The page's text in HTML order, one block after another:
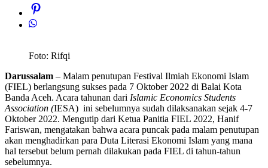
Foto: Rifqi
Darussalam – Malam penutupan Festival Ilmiah Ekonomi Islam
(FIEL) berlangsung sukses pada 7 Oktober 2022 di Balai Kota
Banda Aceh. Acara tahunan dari Islamic Economics Students
Association (IESA) ini sebelumnya sudah dilaksanakan sejak 4-7
Oktober 2022. Mengutip dari Ketua Panitia FIEL 2022, Hanif
Fariswan, mengatakan bahwa acara puncak pada malam penutupan
akan menghadirkan para Duta Literasi Ekonomi Islam yang mana
hal tersebut belum pernah dilakukan pada FIEL di tahun-tahun
sebelumnya.